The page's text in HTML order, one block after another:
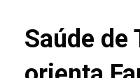
Saúde de